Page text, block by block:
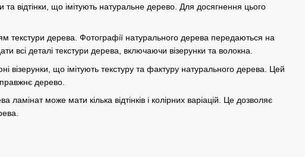
та відтінки, що імітують натуральне дерево. Для досягнення цього
дерева. Фотографії натурального дерева передаються на
всі деталі текстури дерева, включаючи візерунки та волокна.
що імітують текстуру та фактуру натурального дерева. Цей
дерево.
ламінат може мати кілька відтінків і колірних варіацій. Це дозволяє